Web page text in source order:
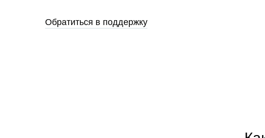
Обратиться в поддержку